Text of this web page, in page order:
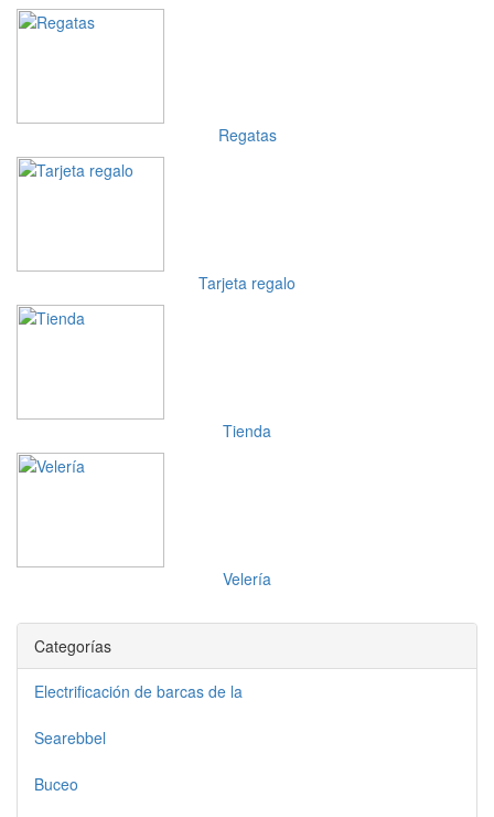
Regatas
Tarjeta regalo
Tienda
Velería
Categorías
Electrificación de barcas de la
Searebbel
Buceo